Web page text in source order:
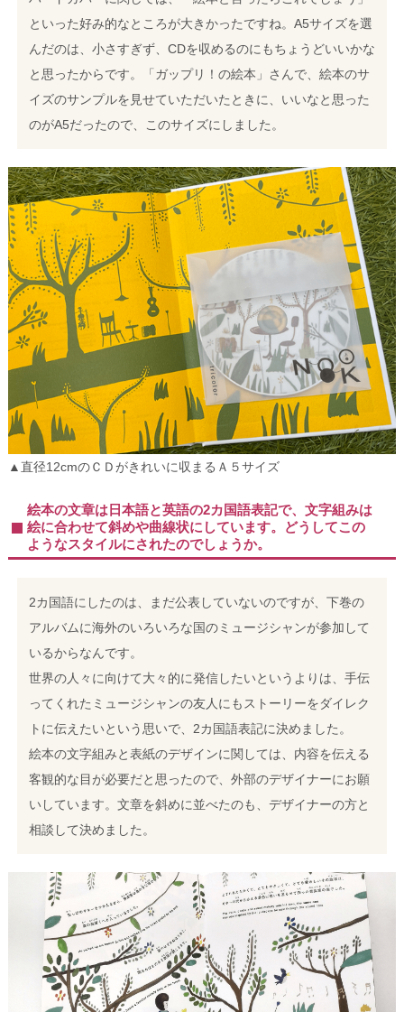
といった好み的なところが大きかったですね。A5サイズを選
んだのは、小さすぎず、CDを収めるのにもちょうどいいかな
と思ったからです。「ガップリ！の絵本」さんで、絵本のサ
イズのサンプルを見せていただいたときに、いいなと思った
のがA5だったので、このサイズにしました。
▲直径12cmのＣＤがきれいに収まるＡ５サイズ
絵本の文章は日本語と英語の2カ国語表記で、文字組みは
絵に合わせて斜めや曲線状にしています。どうしてこの
ようなスタイルにされたのでしょうか。
2カ国語にしたのは、まだ公表していないのですが、下巻の
アルバムに海外のいろいろな国のミュージシャンが参加して
いるからなんです。
世界の人々に向けて大々的に発信したいというよりは、手伝
ってくれたミュージシャンの友人にもストーリーをダイレク
トに伝えたいという思いで、2カ国語表記に決めました。
絵本の文字組みと表紙のデザインに関しては、内容を伝える
客観的な目が必要だと思ったので、外部のデザイナーにお願
いしています。文章を斜めに並べたのも、デザイナーの方と
相談して決めました。